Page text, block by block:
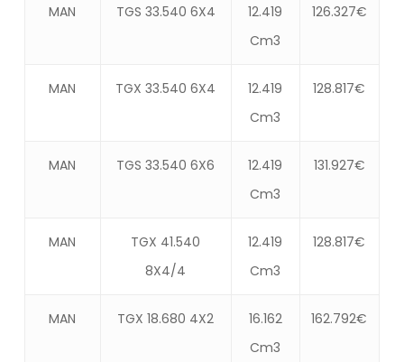
MAN TGS 33.540 6X4
12.419
Cm3
126.327€
MAN TGX 33.540 6X4
12.419
Cm3
128.817€
MAN TGS 33.540 6X6
12.419
Cm3
131.927€
MAN
TGX 41.540
8X4/4
12.419
Cm3
128.817€
MAN TGX 18.680 4X2
16.162
Cm3
162.792€